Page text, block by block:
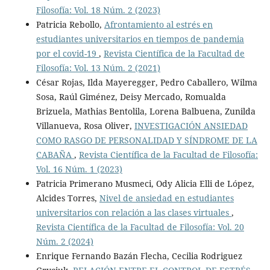
Filosofía: Vol. 18 Núm. 2 (2023)
Patricia Rebollo, Afrontamiento al estrés en
estudiantes universitarios en tiempos de pandemia
por el covid-19 , Revista Científica de la Facultad de
Filosofía: Vol. 13 Núm. 2 (2021)
César Rojas, Ilda Mayeregger, Pedro Caballero, Wilma
Sosa, Raúl Giménez, Deisy Mercado, Romualda
Brizuela, Mathias Bentolila, Lorena Balbuena, Zunilda
Villanueva, Rosa Oliver, INVESTIGACIÓN ANSIEDAD
COMO RASGO DE PERSONALIDAD Y SÍNDROME DE LA
CABAÑA , Revista Científica de la Facultad de Filosofía:
Vol. 16 Núm. 1 (2023)
Patricia Primerano Musmeci, Ody Alicia Elli de López,
Alcides Torres, Nivel de ansiedad en estudiantes
universitarios con relación a las clases virtuales ,
Revista Científica de la Facultad de Filosofía: Vol. 20
Núm. 2 (2024)
Enrique Fernando Bazán Flecha, Cecilia Rodriguez